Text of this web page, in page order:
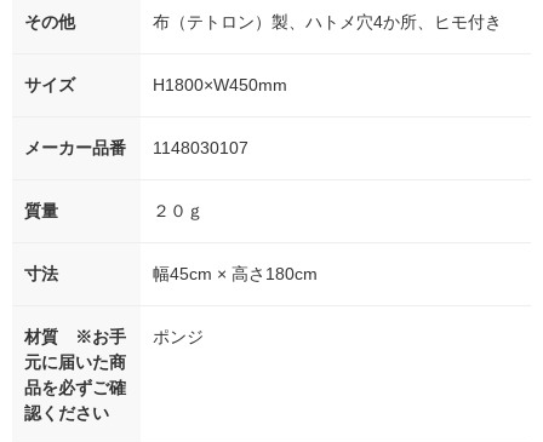
その他 布（テトロン）製、ハトメ穴4か所、ヒモ付き
サイズ H1800×W450mm
メーカー品番 1148030107
質量 ２０ｇ
寸法 幅45cm × 高さ180cm
材質 ※お手
元に届いた商
品を必ずご確
認ください
ポンジ